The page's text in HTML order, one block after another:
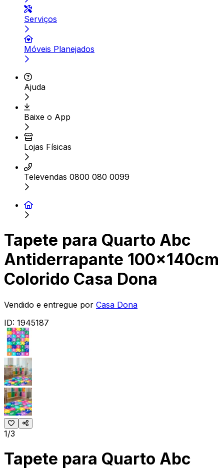
Serviços
Móveis Planejados
Ajuda
Baixe o App
Lojas Físicas
Televendas 0800 080 0099
Tapete para Quarto Abc
Antiderrapante 100x140cm
Colorido Casa Dona
Vendido e entregue por Casa Dona
ID: 1945187
1/3
Tapete para Quarto Abc